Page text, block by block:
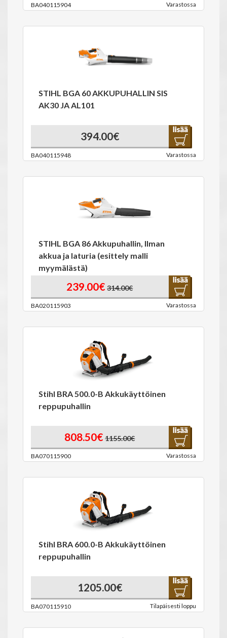
BA040115904 Varastossa
STIHL BGA 60 AKKUPUHALLIN SIS
AK30 JA AL101
394.00€
BA040115948 Varastossa
STIHL BGA 86 Akkupuhallin, Ilman
akkua ja laturia (esittely malli
myymälästä)
239.00€ 314.00€
BA020115903 Varastossa
Stihl BRA 500.0-B Akkukäyttöinen
reppupuhallin
808.50€ 1155.00€
BA070115900 Varastossa
Stihl BRA 600.0-B Akkukäyttöinen
reppupuhallin
1205.00€
BA070115910 Tilapäisesti loppu